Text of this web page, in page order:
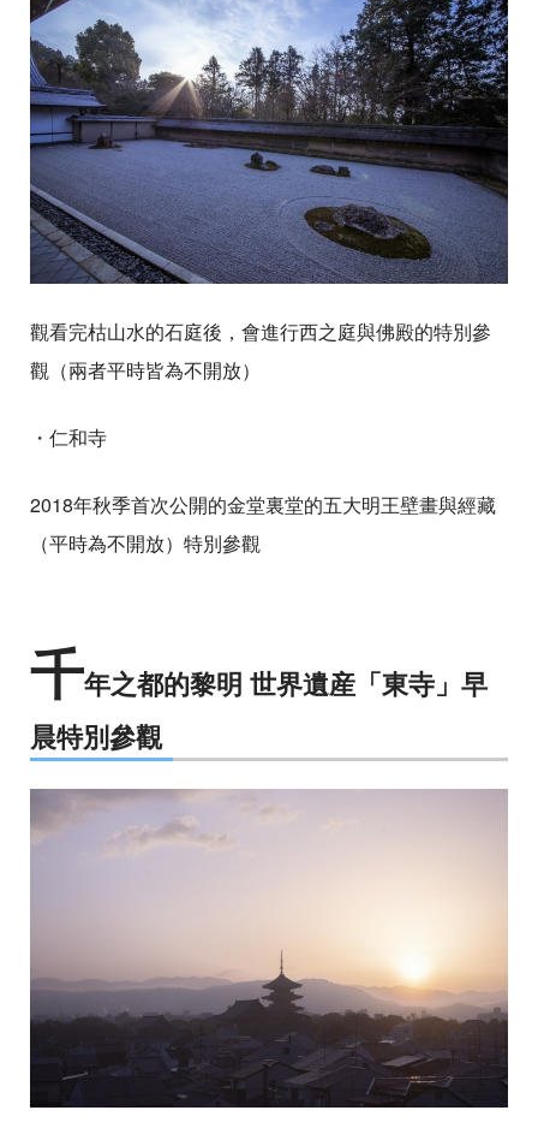
觀看完枯山水的石庭後，會進行西之庭與佛殿的特別參
觀（兩者平時皆為不開放）
・仁和寺
2018年秋季首次公開的金堂裏堂的五大明王壁畫與經藏
（平時為不開放）特別參觀
千年之都的黎明 世界遺産「東寺」早
晨特別參觀